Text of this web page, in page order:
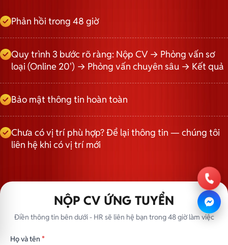
Phản hồi trong 48 giờ
Quy trình 3 bước rõ ràng: Nộp CV → Phỏng vấn sơ
loại (Online 20') → Phỏng vấn chuyên sâu → Kết quả
Bảo mật thông tin hoàn toàn
Chưa có vị trí phù hợp? Để lại thông tin — chúng tôi
liên hệ khi có vị trí mới
NỘP CV ỨNG TUYỂN
Điền thông tin bên dưới - HR sẽ liên hệ bạn trong 48 giờ làm việc
Họ và tên *